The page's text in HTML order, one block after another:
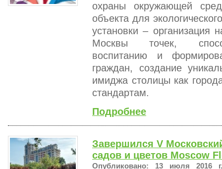
охраны окружающей
объекта для
установки – организация
Москвы точек,
воспитанию и
граждан, создание
имиджа столицы как
стандартам.
Подробнее
Завершился V
садов и цветов Moscow
Опубликовано: 13 июля 2016